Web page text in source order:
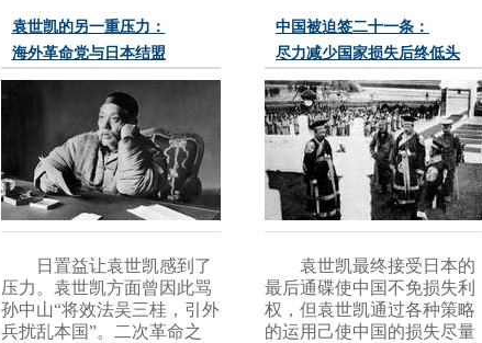
袁世凯的另一重压力：
海外革命党与日本结盟
日置益让袁世凯感到了
压力。袁世凯方面曾因此骂
孙中山“将效法吴三桂，引外
兵扰乱本国”。二次革命之
中国被迫签二十一条：
尽力减少国家损失后终低头
袁世凯最终接受日本的
最后通碟使中国不免损失利
权，但袁世凯通过各种策略
的运用己使中国的损失尽量